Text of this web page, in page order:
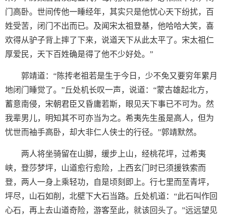
门高卧。世间传他一睡经年，其实只是他忧心天下纷扰，百
姓受苦，闭门不出而已。及闻宋太祖登基，他哈哈大笑，喜
欢得从驴子背上摔了下来，说道天下从此太平了。宋太祖仁
厚爱民，天下百姓确是得了他不少好处。”
郭靖道：“陈抟老祖若是生于今日，少不免又要穷年累月
地闭门睡觉了。”丘处机长叹一声，说道：“蒙古雄起北方，
蓄意南侵，宋朝君臣又昏庸若斯，眼见天下事已不可为。然
我辈男儿，明知其不可亦当为之。希夷先生虽是高人，但为
忧世而袖手高卧，却大非仁人侠士的行径。”郭靖默然。
两人将坐骑留在山脚，缓步上山，经桃花坪，过希夷
峡，登莎梦坪，山道愈行愈险，上西玄门时已须援铁索而
登，两人一身上乘轻功，自是顷刻即上。行七里而至青坪，
坪尽，山石如削，北壁下大石当路。丘处机道：“此石叫作回
心石，再上去山道奇险，游客至此，就该回头了。”远远望见